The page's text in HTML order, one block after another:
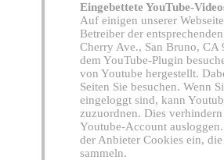
Eingebettete YouTube-
Auf einigen unserer
Betreiber der
Cherry Ave., San Bruno, CA
dem YouTube-Plugin
von Youtube hergestellt.
Seiten Sie besuchen. Wenn
eingeloggt sind, kann
zuzuordnen. Dies
Youtube-Account
der Anbieter Cookies ein,
sammeln.